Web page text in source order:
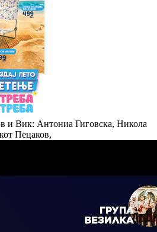
и Вик: Антониа Гиговска, Никола
Пецаков,